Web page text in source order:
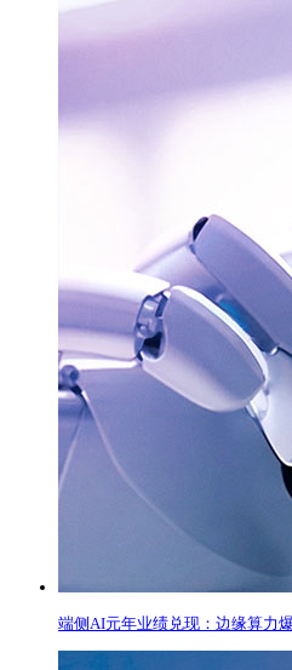
端侧AI元年业绩兑现：边缘算力